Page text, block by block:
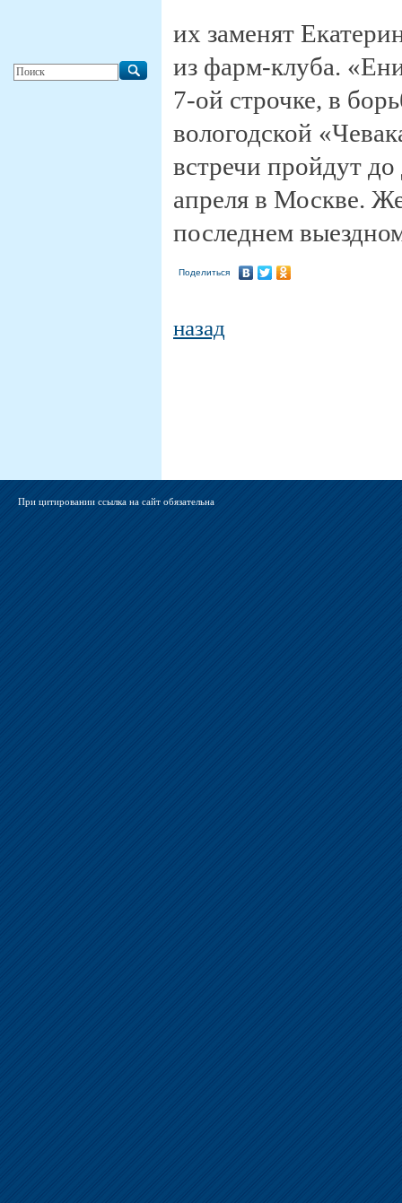
их заменят
из фарм-клуба.
7-ой строчке, в
вологодской
встречи пройдут
апреля в Москве.
последнем
Поделиться
назад
При цитировании ссылка на сайт обязательна